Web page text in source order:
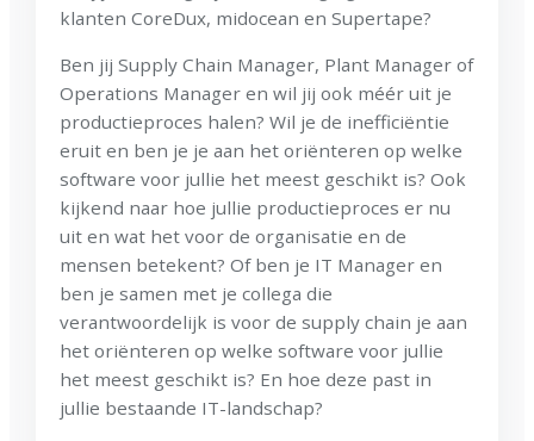
klanten CoreDux, midocean en Supertape?
Ben jij Supply Chain Manager, Plant Manager of
Operations Manager en wil jij ook méér uit je
productieproces halen? Wil je de inefficiëntie
eruit en ben je je aan het oriënteren op welke
software voor jullie het meest geschikt is? Ook
kijkend naar hoe jullie productieproces er nu
uit en wat het voor de organisatie en de
mensen betekent? Of ben je IT Manager en
ben je samen met je collega die
verantwoordelijk is voor de supply chain je aan
het oriënteren op welke software voor jullie
het meest geschikt is? En hoe deze past in
jullie bestaande IT-landschap?